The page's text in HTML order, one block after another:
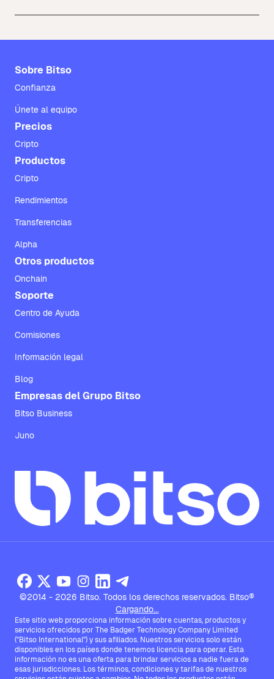
Sobre Bitso
Confianza
Únete al equipo
Precios
Cripto
Productos
Cripto
Rendimientos
Transferencias
Alpha
Otros productos
Onchain
Soporte
Centro de Ayuda
Comisiones
Información legal
Blog
Empresas del Grupo Bitso
Bitso Business
Juno
©2014 - 2026 Bitso. Todos los derechos reservados. Bitso®
Cargando...
Este sitio web proporciona información sobre cuentas, productos y
servicios ofrecidos por The Badger Technology Company Limited
("Bitso International") y sus afiliados. Nuestros servicios solo están
disponibles en los países donde tenemos licencia para operar. Esta
información no es una oferta para brindar servicios a nadie fuera de
esas jurisdicciones. Los términos, condiciones y tarifas de nuestros